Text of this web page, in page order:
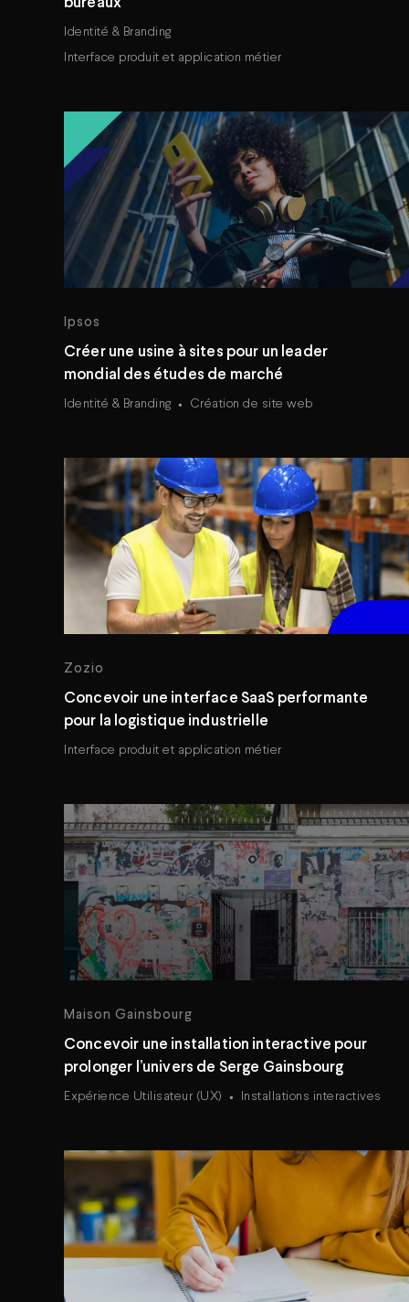
bureaux
Identité & Branding
Interface produit et application métier
Ipsos
Créer une usine à sites pour un leader
mondial des études de marché
Identité & Branding Création de site web
Zozio
Concevoir une interface SaaS performante
pour la logistique industrielle
Interface produit et application métier
Maison Gainsbourg
Concevoir une installation interactive pour
prolonger l’univers de Serge Gainsbourg
Expérience Utilisateur (UX) Installations interactives